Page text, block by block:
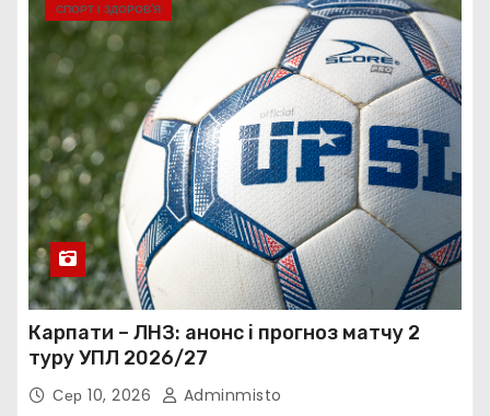
СПОРТ І ЗДОРОВ’Я
Карпати – ЛНЗ: анонс і прогноз матчу 2
туру УПЛ 2026/27
Сер 10, 2026 Adminmisto